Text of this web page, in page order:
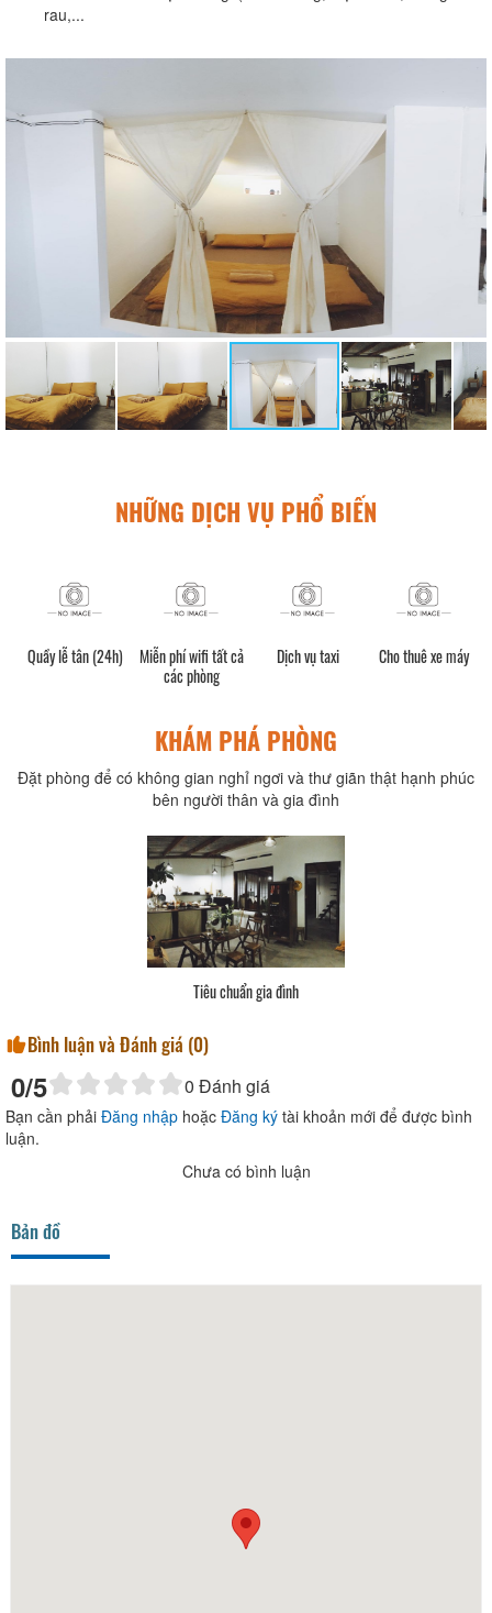
rau,...
NHỮNG DỊCH VỤ PHỔ BIẾN
Quầy lễ tân (24h)
Miễn phí wifi tất cả
các phòng
Dịch vụ taxi Cho thuê xe máy
KHÁM PHÁ PHÒNG
Đặt phòng để có không gian nghỉ ngơi và thư giãn thật hạnh phúc
bên người thân và gia đình
Tiêu chuẩn gia đình
Bình luận và Đánh giá (0)
0/5 0 Đánh giá
Bạn cần phải Đăng nhập hoặc Đăng ký tài khoản mới để được bình
luận.
Chưa có bình luận
Bản đồ